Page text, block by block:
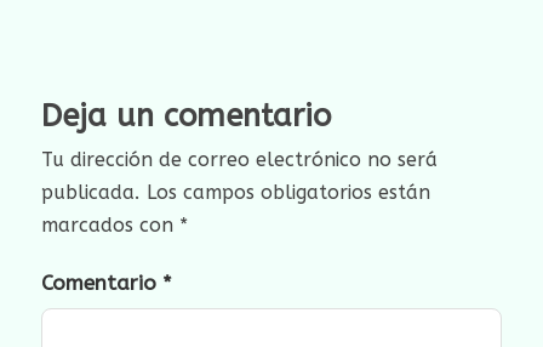
Deja un comentario
Tu dirección de correo electrónico no será
publicada. Los campos obligatorios están
marcados con *
Comentario *